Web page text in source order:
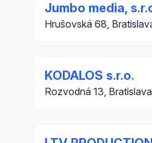
Jumbo media,
Hrušovská 68,
KODALOS s.r.o.
Rozvodná 13, Bratislava